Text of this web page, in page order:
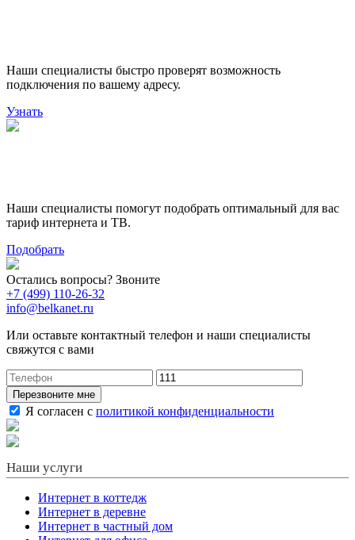
Наши специалисты быстро проверят возможность
подключения по вашему адресу.
Узнать
Наши специалисты помогут подобрать оптимальный для вас
тариф интернета и ТВ.
Подобрать
Остались вопросы? Звоните
+7 (499) 110-26-32
info@belkanet.ru
Или оставьте контактный телефон и наши специалисты
свяжутся с вами
Перезвоните мне
Я согласен с политикой конфиденциальности
Наши услуги
Интернет в коттедж
Интернет в деревне
Интернет в частный дом